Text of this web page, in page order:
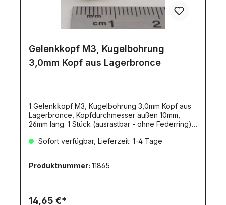
Gelenkkopf M3, Kugelbohrung
3,0mm Kopf aus Lagerbronce
1 Gelenkkopf M3, Kugelbohrung 3,0mm Kopf aus
Lagerbronce, Kopfdurchmesser außen 10mm,
26mm lang. 1 Stück (ausrastbar - ohne Federring).
Sofort verfügbar, Lieferzeit: 1-4 Tage
Produktnummer: 11865
14,65 €*